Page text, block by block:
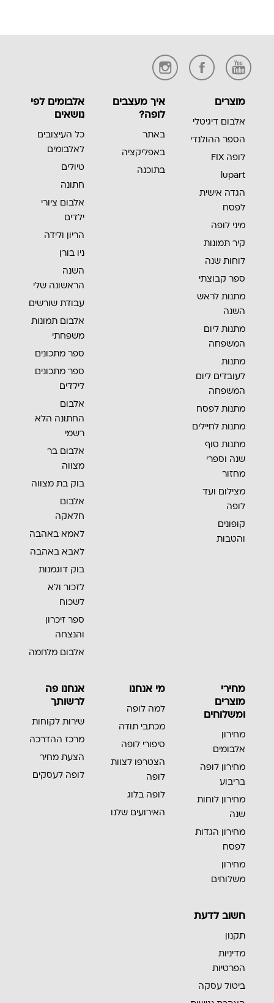
מוצרים
אלבום דיגיטלי
הספר ההולנדי
לופה FIX
lupart
הגדה אישית
לפסח
מיני לופה
קיר תמונות
לוחות שנה
ספר קבוצתי
מתנות לראש
השנה
מתנות ליום
המשפחה
מתנות
לעובדים ליום
המשפחה
מתנות לפסח
מתנות לחיילים
מתנות סוף
שנה וספרי
מחזור
מצילום ועד
לופה
קופונים
והטבות
איך מעצבים
לופה?
באתר
באפליקציה
בתוכנה
אלבומים לפי
נושאים
כל העיצובים
לאלבומים
טיולים
חתונה
אלבום ציורי
ילדים
הריון ולידה
ניו בורן
השנה
הראשונה שלי
עבודת שורשים
אלבום תמונות
משפחתי
ספר מתכונים
ספר מתכונים
לילדים
אלבום
החתונה הלא
רשמי
אלבום בר
מצווה
בוק בת מצווה
אלבום
חלאקה
לאמא באהבה
לאבא באהבה
בוק דוגמנות
לזכור ולא
לשכוח
ספר זיכרון
והנצחה
אלבום מלחמה
מחירי
מוצרים
ומשלוחים
מחירון
אלבומים
מחירון לופה
בריבוע
מחירון לוחות
שנה
מחירון הגדות
לפסח
מחירון
משלוחים
מי אנחנו
למה לופה
מכתבי תודה
סיפורי לופה
הצטרפו לצוות
לופה
לופה בלוג
האירועים שלנו
אנחנו פה
לרשותך
שירות לקוחות
מרכז ההדרכה
הצעת מחיר
לופה לעסקים
חשוב לדעת
תקנון
מדיניות
הפרטיות
ביטול עסקה